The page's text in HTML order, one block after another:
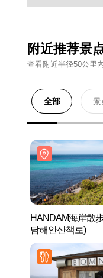
附近推荐景
查看附近半径50公里
全部 景
HANDAM海岸散
담해안산책로)